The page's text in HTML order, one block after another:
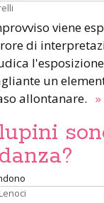
viene
di
un
allontanare. »